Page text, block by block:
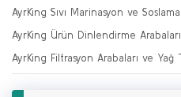
AyrKing Sıvı Marinasyon ve
AyrKing Ürün Dinlendirme Arabaları
AyrKing Filtrasyon Arabaları ve Yağ